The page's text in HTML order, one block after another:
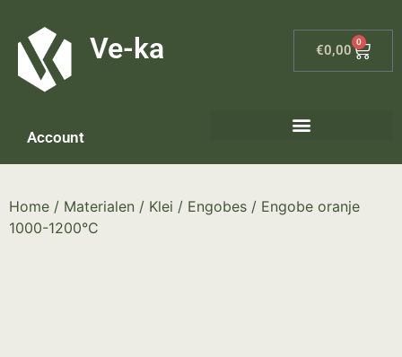
Ve-ka €0,00
0
Account
Home / Materialen / Klei / Engobes / Engobe oranje
1000-1200°C